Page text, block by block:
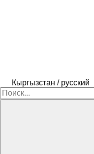
Кыргызстан / русский